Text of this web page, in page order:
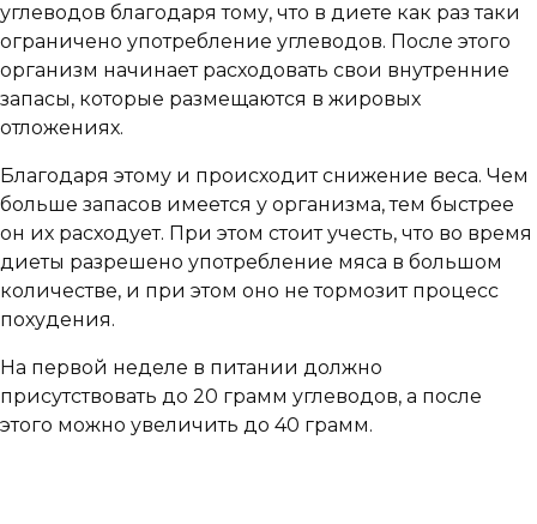
углеводов благодаря тому, что в диете как раз таки
ограничено употребление углеводов. После этого
организм начинает расходовать свои внутренние
запасы, которые размещаются в жировых
отложениях.
Благодаря этому и происходит снижение веса. Чем
больше запасов имеется у организма, тем быстрее
он их расходует. При этом стоит учесть, что во время
диеты разрешено употребление мяса в большом
количестве, и при этом оно не тормозит процесс
похудения.
На первой неделе в питании должно
присутствовать до 20 грамм углеводов, а после
этого можно увеличить до 40 грамм.